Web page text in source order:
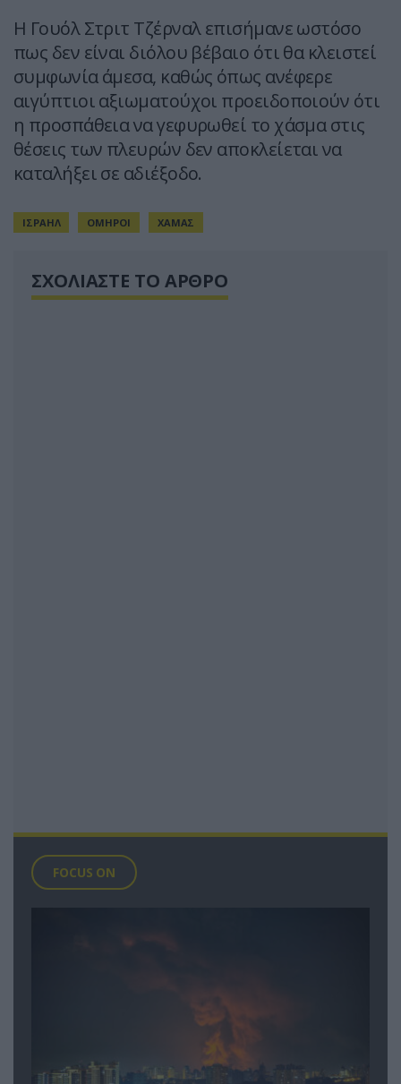
Η Γουόλ Στριτ Τζέρναλ επισήμανε ωστόσο
πως δεν είναι διόλου βέβαιο ότι θα κλειστεί
συμφωνία άμεσα, καθώς όπως ανέφερε
αιγύπτιοι αξιωματούχοι προειδοποιούν ότι
η προσπάθεια να γεφυρωθεί το χάσμα στις
θέσεις των πλευρών δεν αποκλείεται να
καταλήξει σε αδιέξοδο.
ΙΣΡΑΗΛ ΟΜΗΡΟΙ ΧΑΜΑΣ
ΣΧΟΛΙΑΣΤΕ ΤΟ ΑΡΘΡΟ
FOCUS ON